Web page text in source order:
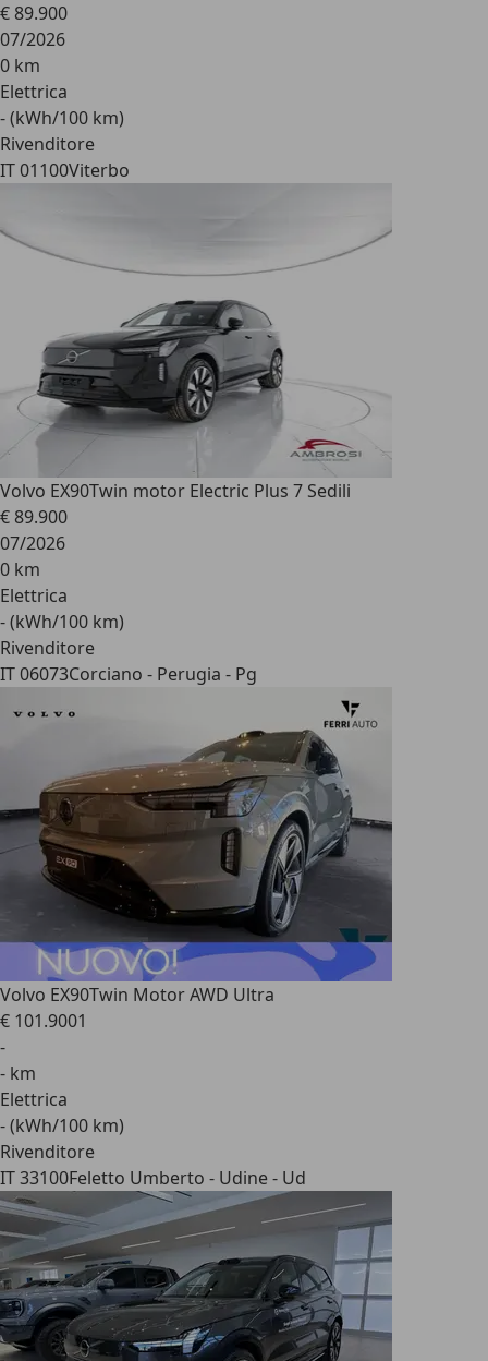
€ 89.900
07/2026
0 km
Elettrica
- (kWh/100 km)
Rivenditore
IT 01100Viterbo
Volvo EX90Twin motor Electric Plus 7 Sedili
€ 89.900
07/2026
0 km
Elettrica
- (kWh/100 km)
Rivenditore
IT 06073Corciano - Perugia - Pg
Volvo EX90Twin Motor AWD Ultra
€ 101.9001
-
- km
Elettrica
- (kWh/100 km)
Rivenditore
IT 33100Feletto Umberto - Udine - Ud